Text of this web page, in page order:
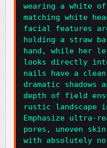
wearing a white
matching white
facial features
holding a straw
hand, while her
looks directly
nails have a
dramatic
depth of field
rustic landscape
Emphasize
pores, uneven
with absolutely